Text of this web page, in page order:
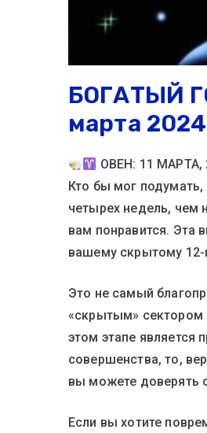
БОГАТЫЙ
марта 2024
ОВЕН: 11 МАРТА,
Кто бы мог
четырех недель, чем
вам понравится. Эта
вашему скрытому
Это не самый
«скрытым» сектором
этом этапе является
совершенства, то,
вы можете доверять
Если вы хотите